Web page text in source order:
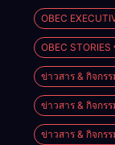
ครั้
ยก
นิเ
พั
ข่
แล
ป
กา
บุ
คว
ใน
ย้ำ
ดูแ
นัก
มี
ป
OBEC
OBEC
ข่าวสาร & กิจกร
ข่าวสาร & กิจกร
ข่าวสาร & กิจกร